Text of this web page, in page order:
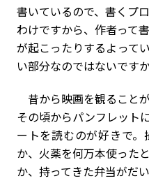
書いているので、書くプ
わけですから、作者って
が起こったりするよって
い部分なのではないですか
昔から映画を観ること
その頃からパンフレット
ートを読むのが好きで
か、火薬を何万本使った
か、持ってきた弁当がだ